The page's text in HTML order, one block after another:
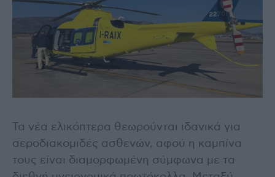
Τα νέα ελικόπτερα θεωρούνται ιδανικά για
αεροδιακομιδές ασθενών, αφού η καμπίνα
τους είναι διαμορφωμένη σύμφωνα με τα